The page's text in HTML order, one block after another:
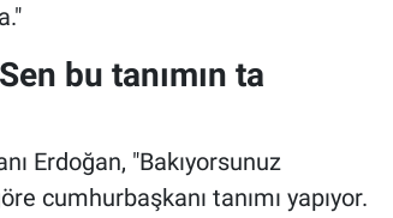
bu tanımın ta
Erdoğan, "Bakıyorsunuz
cumhurbaşkanı tanımı yapıyor.